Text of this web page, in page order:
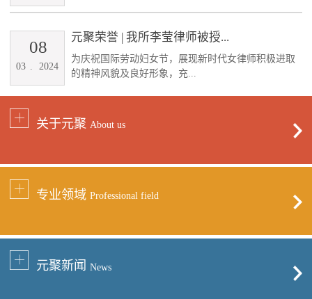
元聚荣誉 | 我所李莹律师被授...
为庆祝国际劳动妇女节，展现新时代女律师积极进取
的精神风貌及良好形象，充...
03 2024
08
关于元聚 About us
专业领域 Professional field
元聚新闻 News